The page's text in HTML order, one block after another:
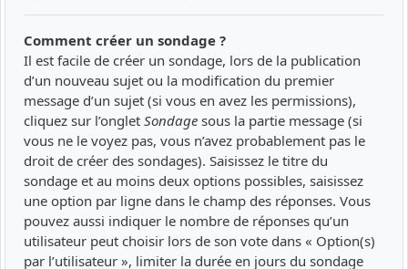
Comment créer un sondage ?
Il est facile de créer un sondage, lors de la publication
d’un nouveau sujet ou la modification du premier
message d’un sujet (si vous en avez les permissions),
cliquez sur l’onglet Sondage sous la partie message (si
vous ne le voyez pas, vous n’avez probablement pas le
droit de créer des sondages). Saisissez le titre du
sondage et au moins deux options possibles, saisissez
une option par ligne dans le champ des réponses. Vous
pouvez aussi indiquer le nombre de réponses qu’un
utilisateur peut choisir lors de son vote dans « Option(s)
par l’utilisateur », limiter la durée en jours du sondage